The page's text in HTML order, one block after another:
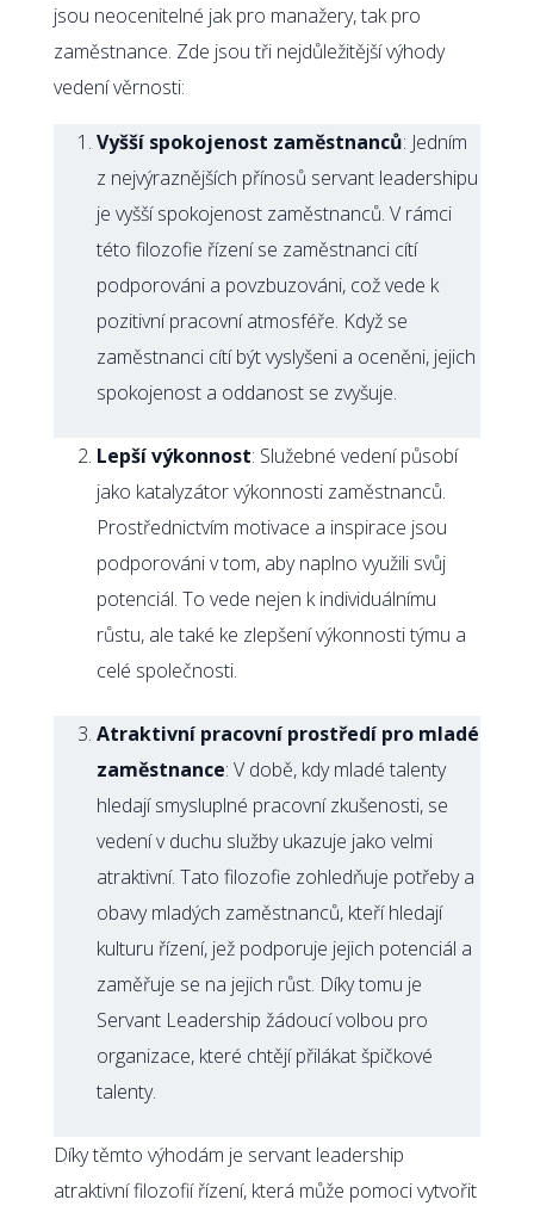
jsou neocenitelné jak pro manažery, tak pro
zaměstnance. Zde jsou tři nejdůležitější výhody
vedení věrnosti:
Vyšší spokojenost zaměstnanců: Jedním
z nejvýraznějších přínosů servant leadershipu
je vyšší spokojenost zaměstnanců. V rámci
této filozofie řízení se zaměstnanci cítí
podporováni a povzbuzováni, což vede k
pozitivní pracovní atmosféře. Když se
zaměstnanci cítí být vyslyšeni a oceněni, jejich
spokojenost a oddanost se zvyšuje.
Lepší výkonnost: Služebné vedení působí
jako katalyzátor výkonnosti zaměstnanců.
Prostřednictvím motivace a inspirace jsou
podporováni v tom, aby naplno využili svůj
potenciál. To vede nejen k individuálnímu
růstu, ale také ke zlepšení výkonnosti týmu a
celé společnosti.
Atraktivní pracovní prostředí pro mladé
zaměstnance: V době, kdy mladé talenty
hledají smysluplné pracovní zkušenosti, se
vedení v duchu služby ukazuje jako velmi
atraktivní. Tato filozofie zohledňuje potřeby a
obavy mladých zaměstnanců, kteří hledají
kulturu řízení, jež podporuje jejich potenciál a
zaměřuje se na jejich růst. Díky tomu je
Servant Leadership žádoucí volbou pro
organizace, které chtějí přilákat špičkové
talenty.
Díky těmto výhodám je servant leadership
atraktivní filozofií řízení, která může pomoci vytvořit